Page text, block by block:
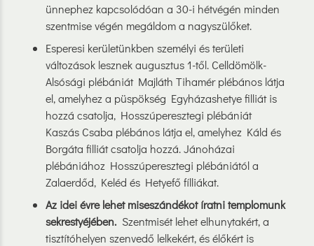
ünnephez kapcsolódóan a 30-i hétvégén minden
szentmise végén megáldom a nagyszülőket.
Esperesi kerületünkben személyi és területi
változások lesznek augusztus 1-től. Celldömölk-
Alsósági plébániát Majláth Tihamér plébános látja
el, amelyhez a püspökség Egyházashetye filliát is
hozzá csatolja, Hosszúperesztegi plébániát
Kaszás Csaba plébános látja el, amelyhez Káld és
Borgáta filliát csatolja hozzá. Jánoházai
plébániához Hosszúperesztegi plébániától a
Zalaerdőd, Keléd és Hetyefő fílliákat.
Az idei évre lehet miseszándékot íratni templomunk
sekrestyéjében. Szentmisét lehet elhunytakért, a
tisztítóhelyen szenvedő lelkekért, és élőkért is